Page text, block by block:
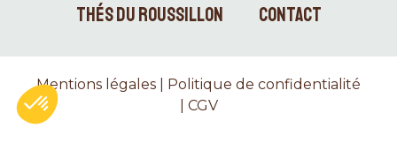
THÉS DU ROUSSILLON
CONTACT
Mentions légales
Politique de confidentialité
CGV